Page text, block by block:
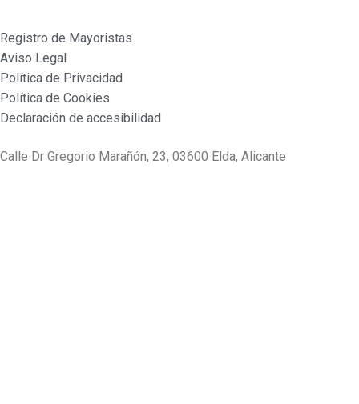
Registro de Mayoristas
Aviso Legal
Política de Privacidad
Política de Cookies
Declaración de accesibilidad
Calle Dr Gregorio Marañón, 23, 03600 Elda, Alicante